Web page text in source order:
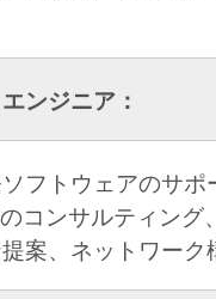
ンジニア：
フトウェアのサポ
コンサルティング
案、ネットワーク